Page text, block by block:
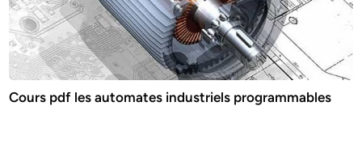
Cours pdf les automates industriels programmables